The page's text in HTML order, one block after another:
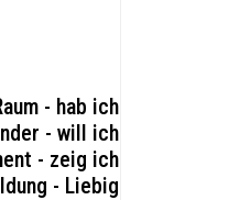
- hab ich
- will ich
- zeig ich
- Liebig